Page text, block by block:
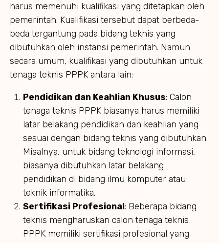
harus memenuhi kualifikasi yang ditetapkan oleh
pemerintah. Kualifikasi tersebut dapat berbeda-
beda tergantung pada bidang teknis yang
dibutuhkan oleh instansi pemerintah. Namun
secara umum, kualifikasi yang dibutuhkan untuk
tenaga teknis PPPK antara lain:
Pendidikan dan Keahlian Khusus: Calon
tenaga teknis PPPK biasanya harus memiliki
latar belakang pendidikan dan keahlian yang
sesuai dengan bidang teknis yang dibutuhkan.
Misalnya, untuk bidang teknologi informasi,
biasanya dibutuhkan latar belakang
pendidikan di bidang ilmu komputer atau
teknik informatika.
Sertifikasi Profesional: Beberapa bidang
teknis mengharuskan calon tenaga teknis
PPPK memiliki sertifikasi profesional yang